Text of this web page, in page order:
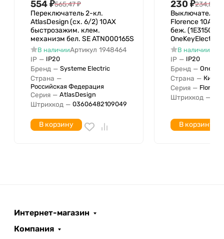
люминесцентных ламп
Возвратно-нажимной
Оформление
Опорное, несущее кольцо
Подходит для степени
защиты IP
Ширина устройства
Высота устройства
Глубина устройства
Беспроводная локальная
встроенной монтажной
коробки
554₽565,47₽
Переключатель 2-кл.
AtlasDesign (сх. 6/2) 10AX
быстрозажим. клем.
механизм бел. SE ATN000165S
В наличииАртикул 1948464
IP — IP20
Бренд — Systeme Electric
Страна —
Российская Федерация
Серия — AtlasDesign
Штрихкод — 03606482109049
В корзину
230 ₽234,85
Выключатель
Florence 10А
беж.
OneKeyElectro
В наличии
IP — IP20
Бренд —
Страна — Китай
Серия —
Штрихкод —
В корзину
Интернет-магазин
Компания